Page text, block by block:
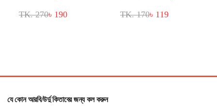
TK. 270৳ 190 TK. 170৳ 119
যে কোন আরবি/উর্দু কিতাবের জন্য কল করুন